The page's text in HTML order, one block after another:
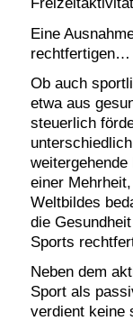
Eine
rechtfertigen…
Ob auch
etwa aus
steuerlich
einer
Weltbildes
die
Sports
Neben dem
Sport als
verdient keine